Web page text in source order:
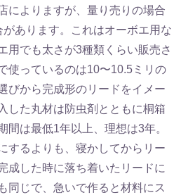
によりますが、量り売りの場合
あります。これはオーボエ用な
用でも太さが3種類くらい販売さ
使っているのは10〜10.5ミリの
びから完成形のリードをイメー
した丸材は防虫剤とともに桐箱
間は最低1年以上、理想は3年。
するよりも、寝かしてからリー
成した時に落ち着いたリードに
同じで、急いで作ると材料にス